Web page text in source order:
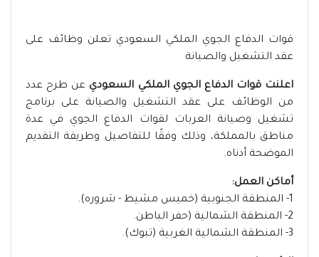
قوات الدفاع الجوي الملكي السعودي تعلن وظائف على
عقد التشغيل والصيانة
اعلنت قوات الدفاع الجوي الملكي السعودي عن طرح عدد
من الوظائف على عقد التشغيل والصيانة على برنامج
تشغيل وصيانة العربات لقوات الدفاع الجوي في عدة
مناطق بالمملكة، وذلك وفقًا للتفاصيل وطريقة التقديم
الموضحة أدناه.
أماكن العمل:
1- المنطقة الجنوبية (خميس مشيط - شروره).
2- المنطقة الشمالية (حفر الباطن.
3- المنطقة الشمالية الغربية (تبوك).